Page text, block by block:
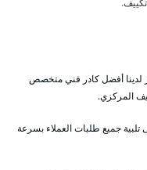
لدينا أفضل كادر فني متخصص
المركزي.
جميع طلبات العملاء بسرعة